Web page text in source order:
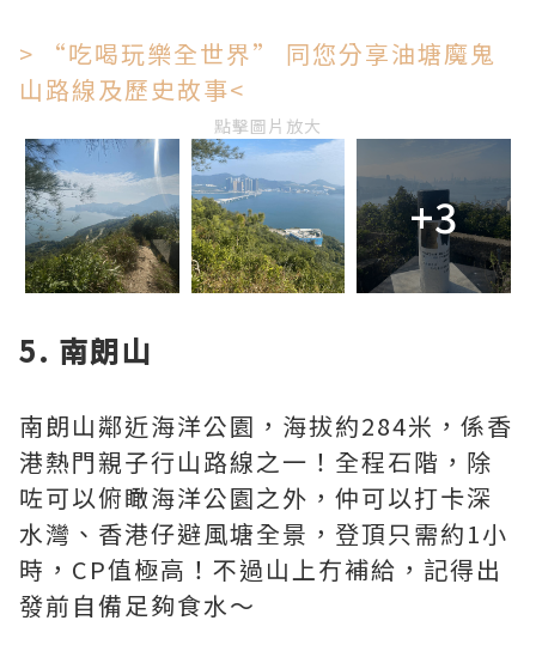
> “吃喝玩樂全世界” 同您分享油塘魔鬼
山路線及歷史故事<
點擊圖片放大
+3
5. 南朗山
南朗山鄰近海洋公園，海拔約284米，係香
港熱門親子行山路線之一！全程石階，除
咗可以俯瞰海洋公園之外，仲可以打卡深
水灣、香港仔避風塘全景，登頂只需約1小
時，CP值極高！不過山上冇補給，記得出
發前自備足夠食水～